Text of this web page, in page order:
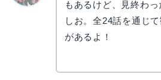
もあるけど、見終わ
しお。全24話を通じ
があるよ！